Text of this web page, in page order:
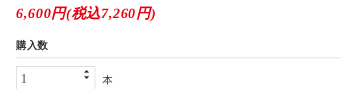
6,600円(税込7,260円)
購入数
本